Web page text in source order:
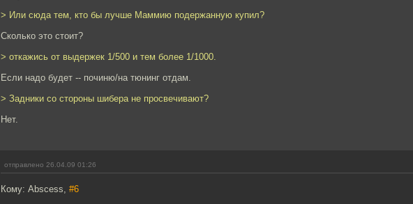
> Или сюда тем, кто бы лучше Маммию подержанную купил?
Сколько это стоит?
> откажись от выдержек 1/500 и тем более 1/1000.
Если надо будет -- починю/на тюнинг отдам.
> Задники со стороны шибера не просвечивают?
Нет.
отправлено 26.04.09 01:26
Кому: Abscess, #6